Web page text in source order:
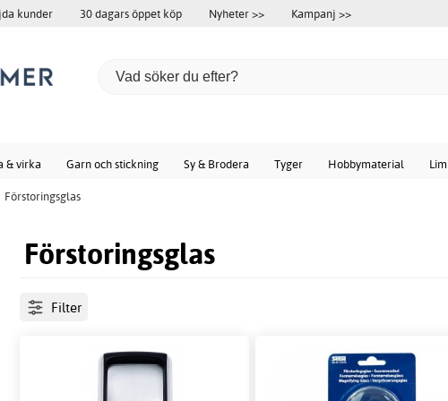
kunder 30 dagars öppet köp Nyheter >> Kampanj >>
& virka Garn och stickning Sy & Brodera Tyger Hobbymaterial Lim
Förstoringsglas
Förstoringsglas
Filter